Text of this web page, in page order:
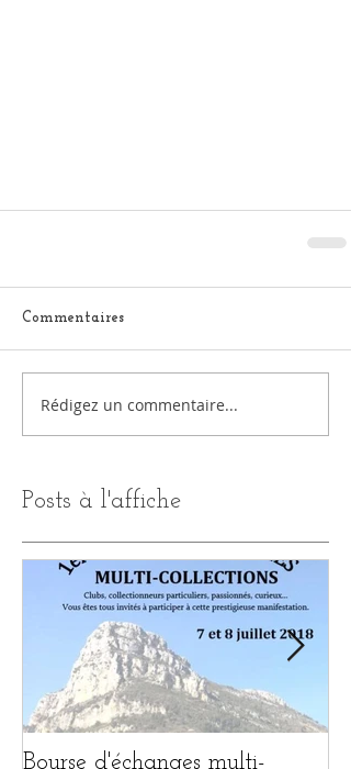
Commentaires
Rédigez un commentaire...
Posts à l'affiche
Bourse d'échanges multi-